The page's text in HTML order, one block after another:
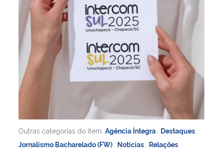
Outras categorias do item: Agência Íntegra Destaques
Jornalismo Bacharelado (FW) Notícias Relações